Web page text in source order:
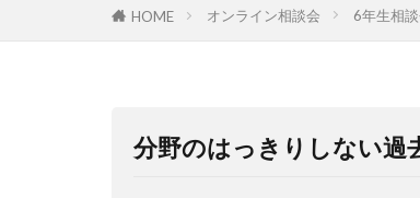
HOME オンライン相談会 6年生相
分野のはっきりしない過